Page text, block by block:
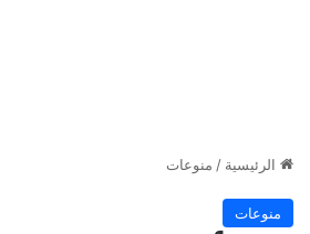
الرئيسية / منوعات
منوعات